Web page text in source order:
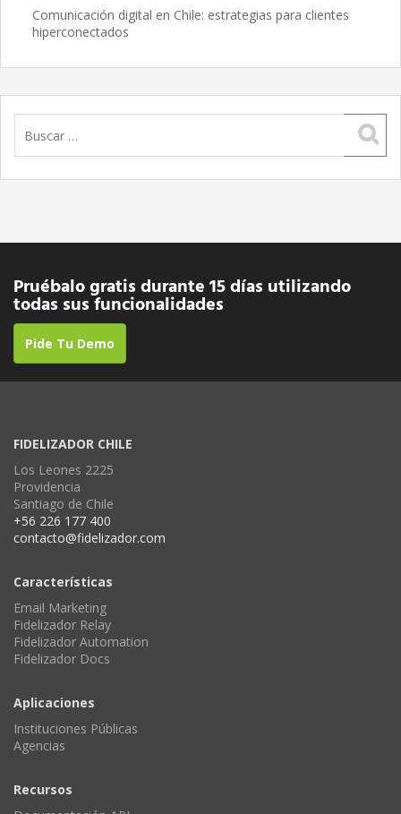
Comunicación digital en Chile: estrategias para clientes
hiperconectados
Pruébalo gratis durante 15 días utilizando
todas sus funcionalidades
Pide Tu Demo
FIDELIZADOR CHILE
Los Leones 2225
Providencia
Santiago de Chile
+56 226 177 400
contacto@fidelizador.com
Características
Email Marketing
Fidelizador Relay
Fidelizador Automation
Fidelizador Docs
Aplicaciones
Instituciones Públicas
Agencias
Recursos